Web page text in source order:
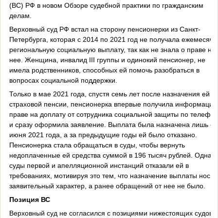
(ВС) РФ в новом Обзоре судебной практики по гражданским
делам.
Верховный суд РФ встал на сторону пенсионерки из Санкт-
Петербурга, которая с 2014 по 2021 год не получала
региональную социальную выплату, так как не знала о праве на
нее. Женщина, инвалид III группы и одинокий пенсионер, не
имела родственников, способных ей помочь разобраться в
вопросах социальной поддержки.
Только в мае 2021 года, спустя семь лет после назначения ей
страховой пенсии, пенсионерка впервые получила
праве на доплату от сотрудника социальной защиты по
и сразу оформила заявление. Выплата была назначена лишь с
июня 2021 года, а за предыдущие годы ей было отказано.
Пенсионерка стала обращаться в суды, чтобы вернуть
недоплаченные ей средства суммой в 196 тысяч рублей. Однако
суды первой и апелляционной инстанций отказали ей в
требованиях, мотивируя это тем, что назначение выплаты носит
заявительный характер, а ранее обращений от нее не было.
Позиция ВС
Верховный суд не согласился с позициями нижестоящих судов и